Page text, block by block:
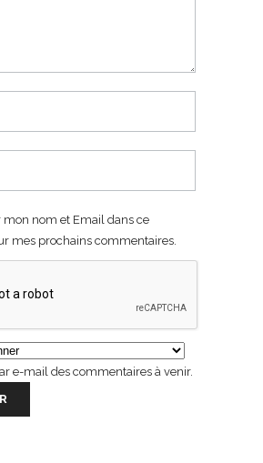
mon nom et Email dans ce
mes prochains commentaires.
e-mail des commentaires à venir.